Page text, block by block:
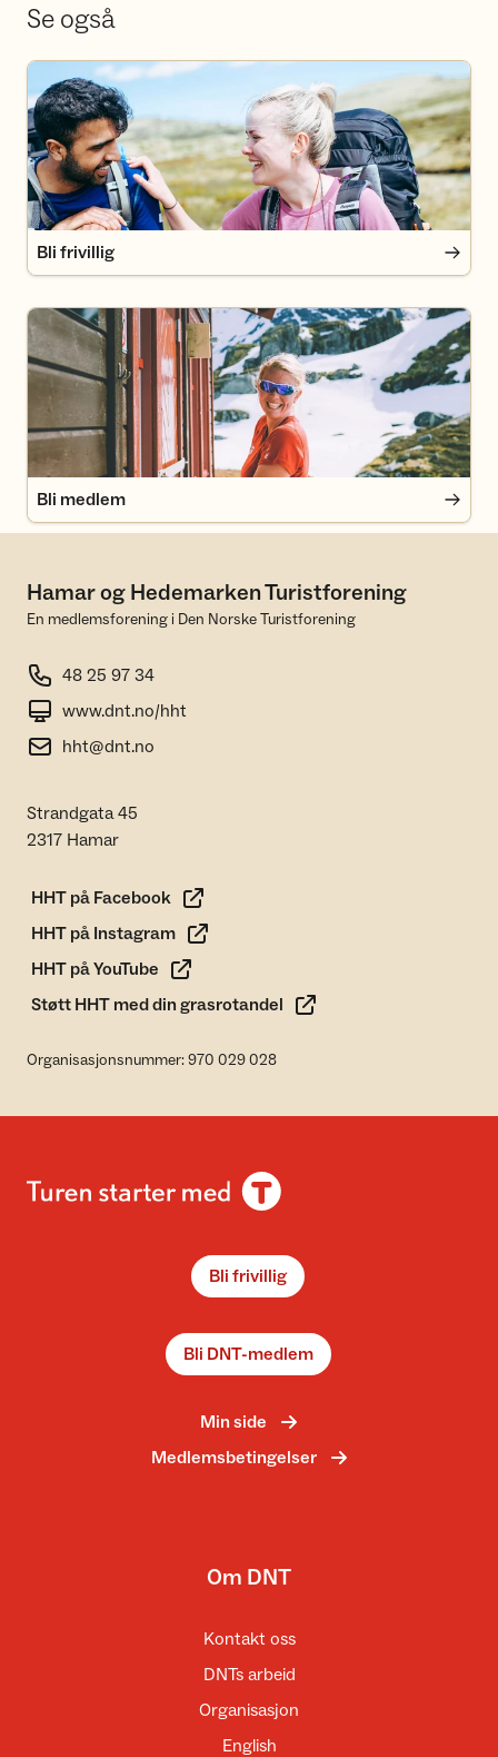
Se også
Bli frivillig
Bli frivillig
Bli medlem
Bli medlem
Hamar og Hedemarken Turistforening
En medlemsforening i Den Norske Turistforening
48 25 97 34
www.dnt.no/hht
hht@dnt.no
Strandgata 45
2317 Hamar
HHT på Facebook
HHT på Instagram
HHT på YouTube
Støtt HHT med din grasrotandel
Organisasjonsnummer: 970 029 028
Bli frivillig
Bli DNT-medlem
Min side
Medlemsbetingelser
Om DNT
Kontakt oss
DNTs arbeid
Organisasjon
English